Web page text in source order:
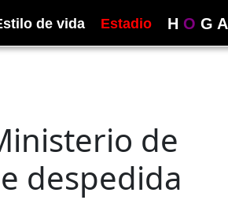
de vida Estadio H O G A
de
despedida